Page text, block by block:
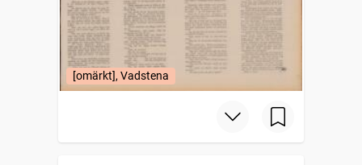
[omärkt], Vadstena